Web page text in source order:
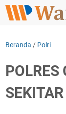
Beranda / Polri
POLRES